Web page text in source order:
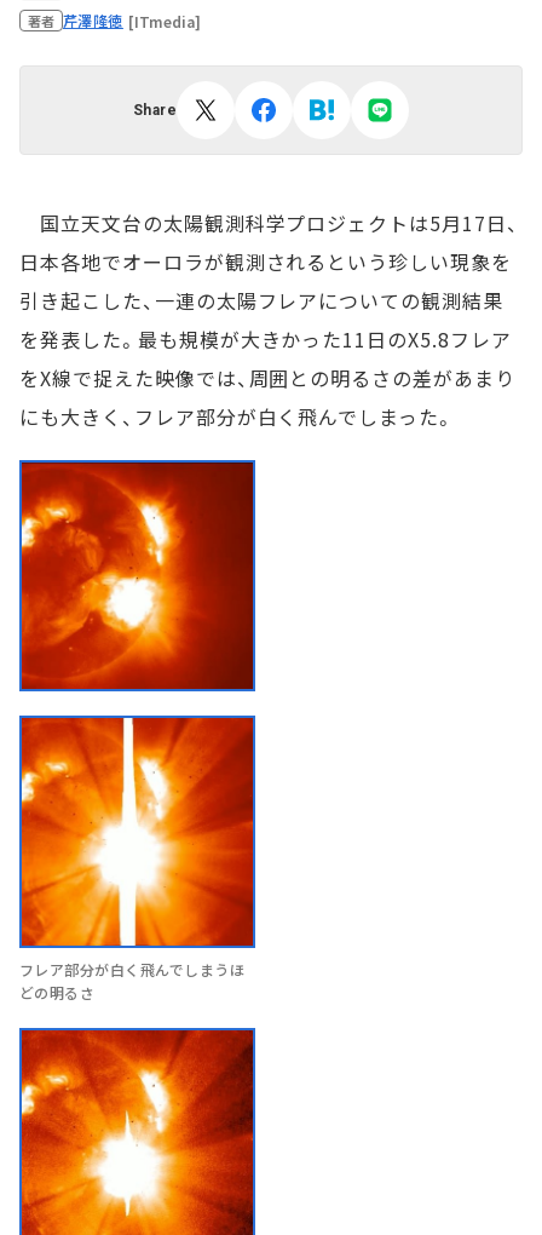
著者 芹澤隆徳 [ITmedia]
Share
国立天文台の太陽観測科学プロジェクトは5月17日、
日本各地でオーロラが観測されるという珍しい現象を
引き起こした、一連の太陽フレアについての観測結果
を発表した。最も規模が大きかった11日のX5.8フレア
をX線で捉えた映像では、周囲との明るさの差があまり
にも大きく、フレア部分が白く飛んでしまった。
フレア部分が白く飛んでしまうほ
どの明るさ